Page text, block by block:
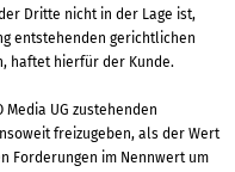
Dritte nicht in der Lage ist,
entstehenden gerichtlichen
haftet hierfür der Kunde.
Media UG zustehenden
freizugeben, als der Wert
Forderungen im Nennwert um